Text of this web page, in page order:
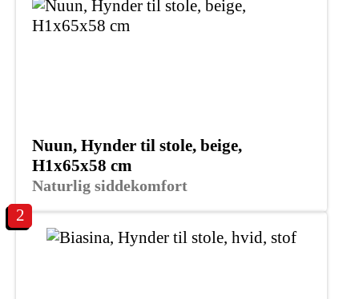
Naturlig siddekomfort
Nuun, Hynder til stole, beige,
H1x65x58 cm
2